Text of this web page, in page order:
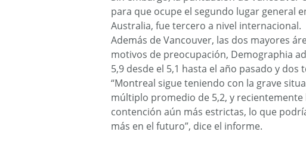
para que ocupe el segundo lugar general
Australia, fue tercero a nivel internacional.
Además de Vancouver, las dos mayores
motivos de preocupación, Demographia
5,9 desde el 5,1 hasta el año pasado y dos
“Montreal sigue teniendo con la grave
múltiplo promedio de 5,2, y
contención aún más estrictas, lo que
más en el futuro”, dice el informe.